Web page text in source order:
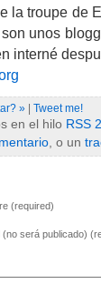
la troupe de
unos
interné
» Tweet me!
en el hilo RSS
, o un
(required)
(no será publicado)